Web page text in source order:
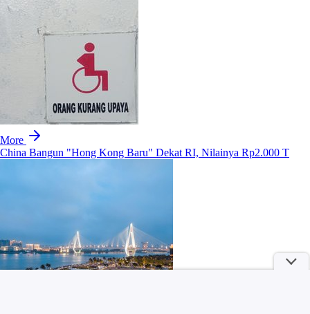
More
China Bangun "Hong Kong Baru" Dekat RI, Nilainya Rp2.000 T